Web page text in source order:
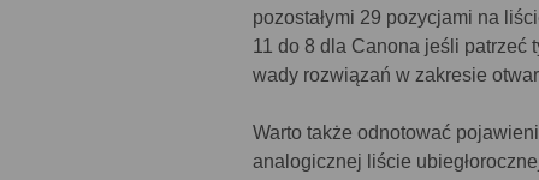
pozostałymi 29 pozycjami na
11 do 8 dla Canona jeśli patrzeć
wady rozwiązań w zakresie
Warto także odnotować
analogicznej liście